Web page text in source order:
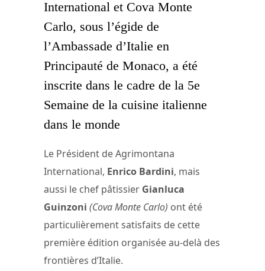
International et Cova Monte
Carlo, sous l’égide de
l’Ambassade d’Italie en
Principauté de Monaco, a été
inscrite dans le cadre de la 5e
Semaine de la cuisine italienne
dans le monde
Le Président de Agrimontana
International, Enrico Bardini, mais
aussi le chef pâtissier Gianluca
Guinzoni (Cova Monte Carlo) ont été
particulièrement satisfaits de cette
première édition organisée au-delà des
frontières d’Italie.